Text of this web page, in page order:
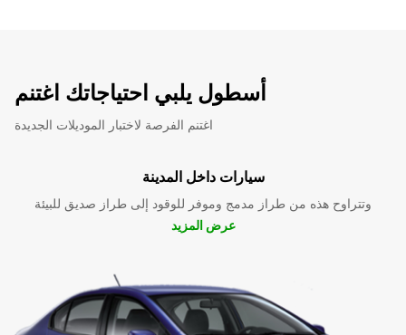
أسطول يلبي احتياجاتك اغتنم
اغتنم الفرصة لاختبار الموديلات الجديدة
سيارات داخل المدينة
وتتراوح هذه من طراز مدمج وموفر للوقود إلى طراز صديق للبيئة
عرض المزيد